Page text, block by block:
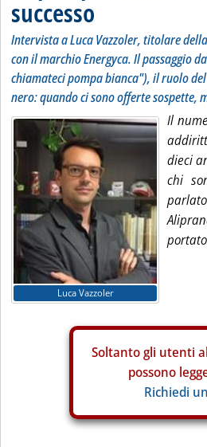
successo
Intervista a Luca Vazzoler, titolare
con il marchio Energyca. Il passaggio
chiamateci pompa bianca"), il ruolo
nero: quando ci sono offerte sospette,
Luca Vazzoler
Il
dieci
chi
Soltanto gli utenti
possono
Richiedi